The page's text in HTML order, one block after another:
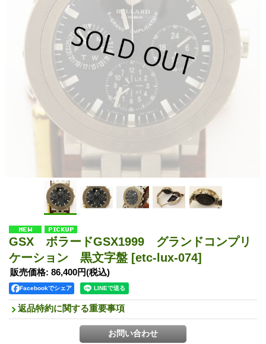
GSX ボラードGSX1999 グランドコンプリ
ケーション 黒文字盤 [etc-lux-074]
販売価格: 86,400円(税込)
Facebookでシェア
返品特約に関する重要事項